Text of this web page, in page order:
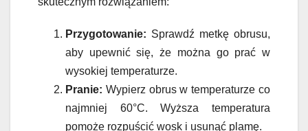
Przygotowanie: Sprawdź metkę obrusu,
aby upewnić się, że można go prać w
wysokiej temperaturze.
Pranie: Wypierz obrus w temperaturze co
najmniej 60°C. Wyższa temperatura
pomoże rozpuścić wosk i usunąć plamę.